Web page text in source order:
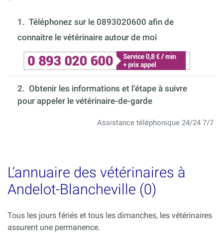
1. Téléphonez sur le 0893020600 afin de
connaitre le vétérinaire autour de moi
2. Obtenir les informations et l’étape à suivre
pour appeler le vétérinaire-de-garde
Assistance téléphonique 24/24 7/7
L'annuaire des vétérinaires à
Andelot-Blancheville (0)
Tous les jours fériés et tous les dimanches, les vétérinaires
assurent une permanence.